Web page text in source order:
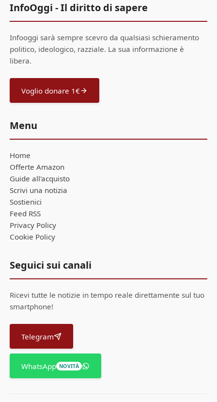
InfoOggi - Il diritto di sapere
Infooggi sarà sempre scevro da qualsiasi schieramento
politico, ideologico, razziale. La sua informazione è
libera.
Voglio donare 1€
Menu
Home
Offerte Amazon
Guide all'acquisto
Scrivi una notizia
Sostienici
Feed RSS
Privacy Policy
Cookie Policy
Seguici sui canali
Ricevi tutte le notizie in tempo reale direttamente sul tuo
smartphone!
Telegram
WhatsApp NOVITÀ